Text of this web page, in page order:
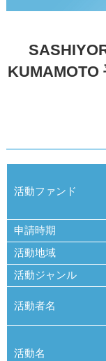
KUMAMOTO
活動ファンド
申請時期
活動地域
活動ジャンル
活動者名
活動名